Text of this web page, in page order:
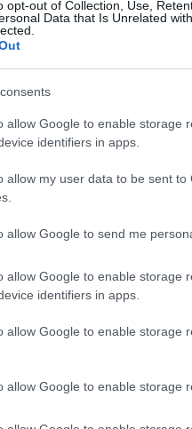
opt-out of Collection, Use,
Data that Is Unrelated
allow Google to enable storage
identifiers in apps.
allow my user data to be sent
allow Google to send me
allow Google to enable storage
identifiers in apps.
allow Google to enable storage
allow Google to enable storage
της με το latte της,
με τους φίλους
«για κάποιο
διέγραψε.
το πείραμα που
για το τι
μπορείτε να
προεπισκόπηση
θέλουν να
δύο
εφαρμογής